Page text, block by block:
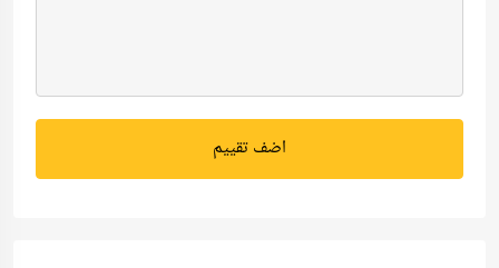
اضف تقييم